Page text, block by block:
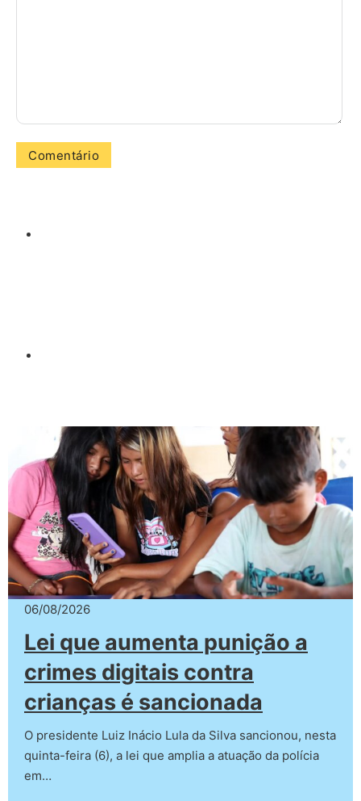
06/08/2026
Lei que aumenta punição a
crimes digitais contra
crianças é sancionada
O presidente Luiz Inácio Lula da Silva sancionou, nesta
quinta-feira (6), a lei que amplia a atuação da polícia
em…